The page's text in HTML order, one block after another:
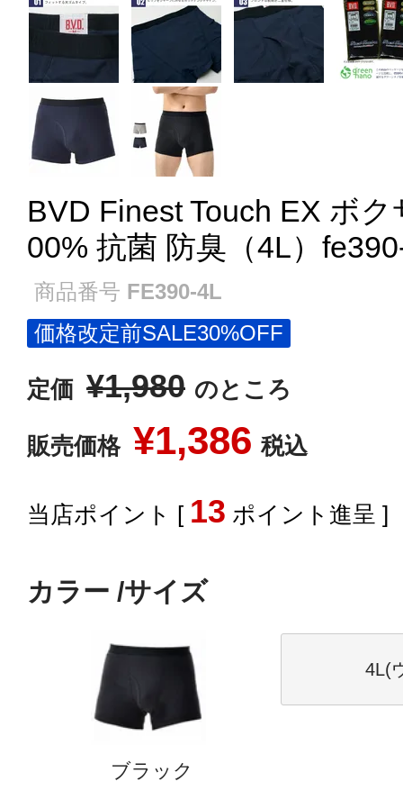
BVD Finest Touch EX ボ
00% 抗菌 防臭（4L）
商品番号 FE390-4L
価格改定前SALE30%OFF
定価 ¥1,980 のところ
販売価格 ¥1,386 税込
[ 13 ポイント進呈 ]
カラー サイズ
ブラック
4L(